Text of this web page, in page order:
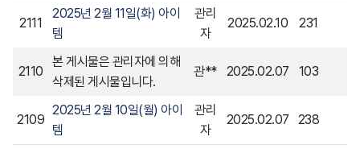
2111
2025년 2월 11일(화) 아이
템
관리
자
2025.02.10 231
2110
본 게시물은 관리자에 의해
삭제된 게시물입니다.
관** 2025.02.07 103
2109
2025년 2월 10일(월) 아이
템
관리
자
2025.02.07 238